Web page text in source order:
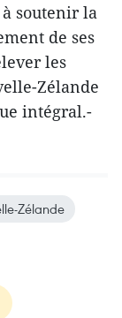
soutenir la
de ses
les
Zélande
intégral.-
Zélande